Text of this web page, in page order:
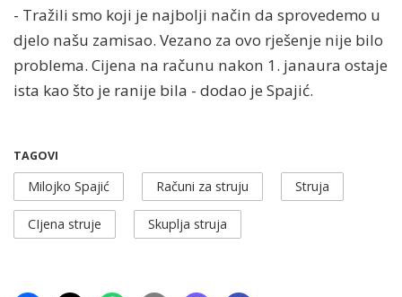
- Tražili smo koji je najbolji način da sprovedemo u
djelo našu zamisao. Vezano za ovo rješenje nije bilo
problema. Cijena na računu nakon 1. janaura ostaje
ista kao što je ranije bila - dodao je Spajić.
TAGOVI
Milojko Spajić Računi za struju Struja
CIjena struje Skuplja struja